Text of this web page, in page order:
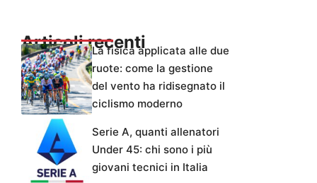
Articoli recentiLa fisica applicata alle due
ruote: come la gestione
del vento ha ridisegnato il
ciclismo moderno
Serie A, quanti allenatori
Under 45: chi sono i più
giovani tecnici in Italia